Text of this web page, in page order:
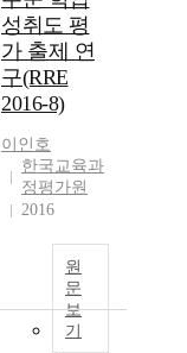
성취도 평
가 출제 연
구(RRE
2016-8)
이인호
한국교육과
정평가원
2016
원
문
보
기